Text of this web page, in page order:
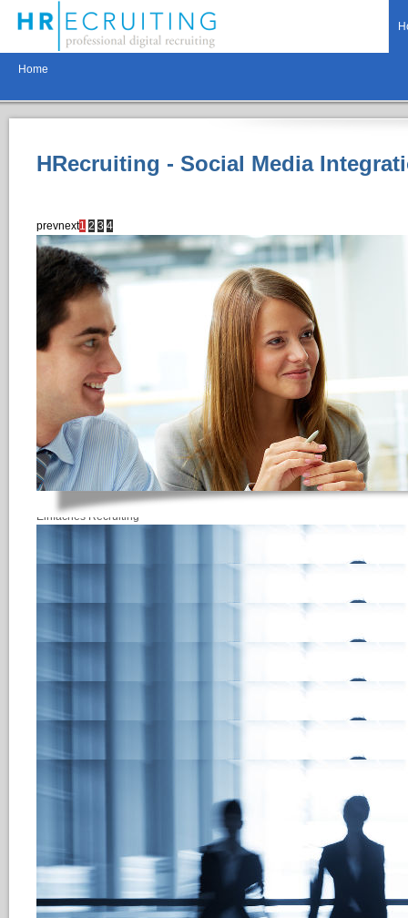
Home
HRecruiting - Social Media
prevnext1 2 3 4
Einfaches Recruiting
E-Recruiting Lösungen von
bestmöglich automatisieren
Aufwand finden. Unsere
lassen sich schnell,
Funktionen